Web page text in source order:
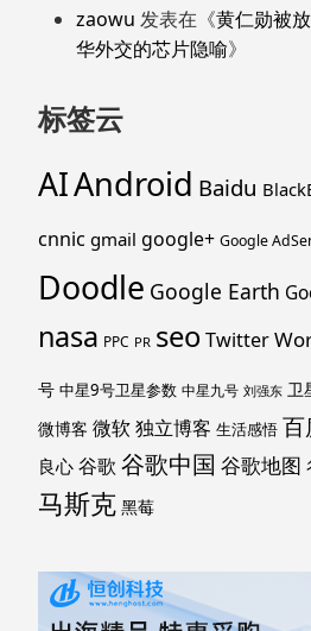
zaowu 发表在《黄仁勋被
华外交的芯片隐喻》
标签云
AIAndroid Baidu
cnnic gmail google+ Google
Doodle Google Earth
nasa PPC PR seoTwitter
号 中星9号卫星参数 中星九号 刘强东 卫
微博客 微软独立博客 生活感悟 百
良心 谷歌 谷歌中国 谷歌地图
马斯克 黑莓